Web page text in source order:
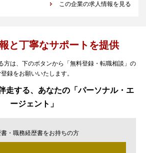
この企業の求人情報を見る
と丁寧なサポートを提供
方は、下のボタンから「無料登録・転職相談」の
登録をお願いいたします。
走する、あなたの「パーソナル・エ
ージェント」
書・職務経歴書をお持ちの方